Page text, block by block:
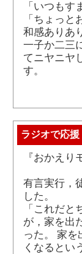
「いつも
「ちょっ
和感ありあ
一子か二三
てニヤニヤ
す。
ラジオで応援
『おかえり
有言実行，
した。
「これだ
が，家を出
った。 家
くなるとい